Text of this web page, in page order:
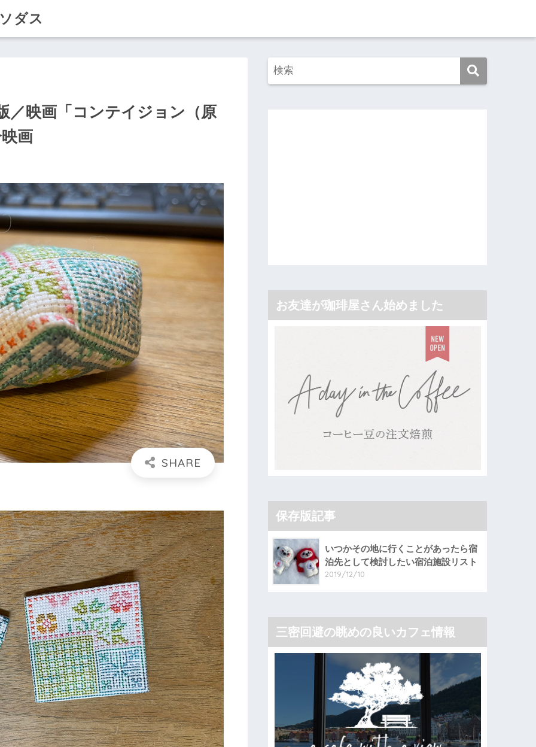
ダス
／映画「コンテイジョン（原
画
お友達が珈琲屋さん始めました
保存版記事
いつかその地に行くことがあったら宿
泊先として検討したい宿泊施設リスト
2019/12/10
三密回避の眺めの良いカフェ情報